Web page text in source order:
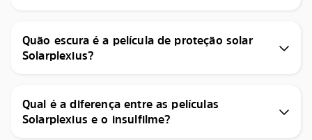
Quão escura é a película de proteção solar
Solarplexius?
Qual é a diferença entre as películas
Solarplexius e o insulfilme?